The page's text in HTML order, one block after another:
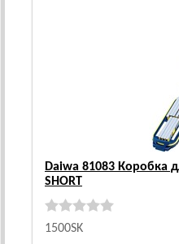
Daiwa 81083 Коробка
SHORT
1500SK